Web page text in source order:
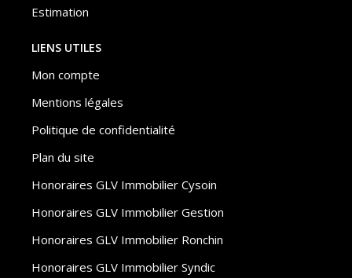
Estimation
LIENS UTILES
Mon compte
Mentions légales
Politique de confidentialité
Plan du site
Honoraires GLV Immobilier Cysoin
Honoraires GLV Immobilier Gestion
Honoraires GLV Immobilier Ronchin
Honoraires GLV Immobilier Syndic